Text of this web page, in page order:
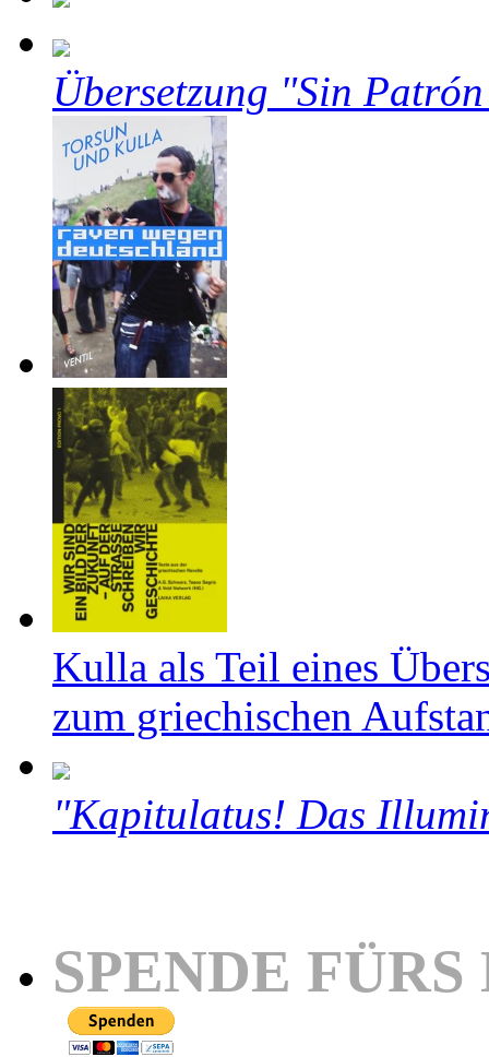
Übersetzung "Sin
Kulla als Teil eines
zum griechischen
"Kapitulatus! Das
SPENDE